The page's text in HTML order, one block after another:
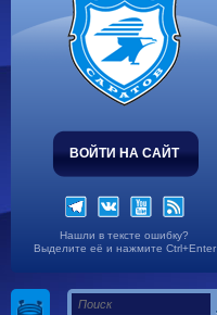
ВОЙТИ НА САЙТ
Нашли в тексте ошибку?
Выделите её и нажмите Ctrl+Enter